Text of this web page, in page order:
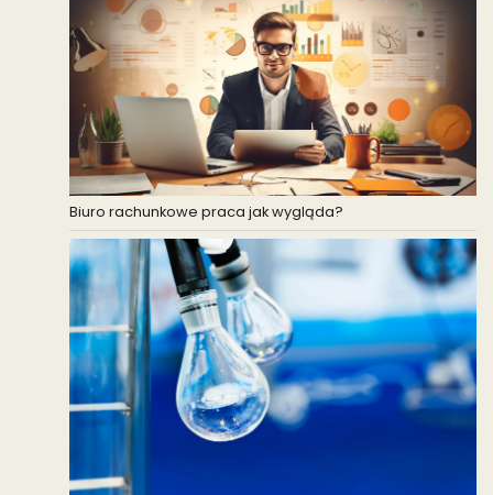
Biuro rachunkowe praca jak wygląda?